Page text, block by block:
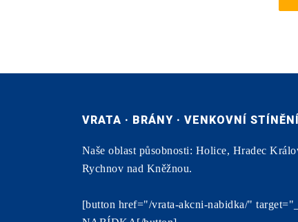
VRATA · BRÁNY · VENKOVNÍ STÍNĚNÍ
Naše oblast působnosti: Holice, Hradec
Rychnov nad Kněžnou.
[button href="/vrata-akcni-nabidka/"